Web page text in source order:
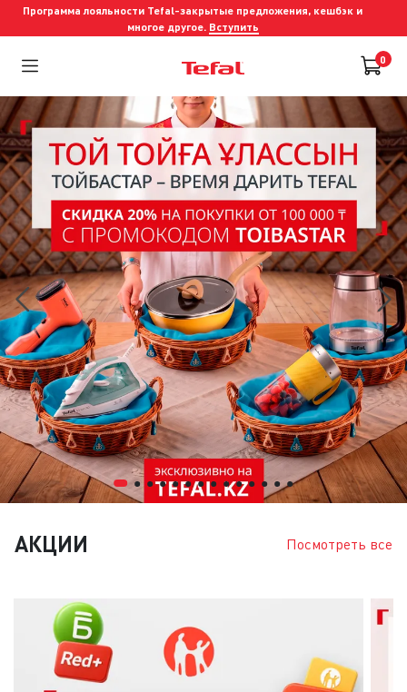
Программа лояльности Tefal-закрытые предложения, кешбэк и
многое другое. Вступить
0
АКЦИИ Посмотреть все